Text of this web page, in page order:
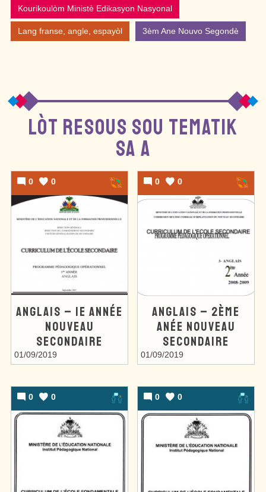
Kourikoulòm Ministè Edikasyon Nasyonal
Lang franse, angle, espayòl 3èm Ane Nouvo Segondè
LÒT RESOUS SOU TEMATIK
SA A
0 0
ANGLAIS – 1E ANNÉE
NOUVEAU
SECONDAIRE
01/09/2019
0 0
ANGLAIS – 2ÈME
ANÉE NOUVEAU
SECONDAIRE
01/09/2019
0 0 0 0